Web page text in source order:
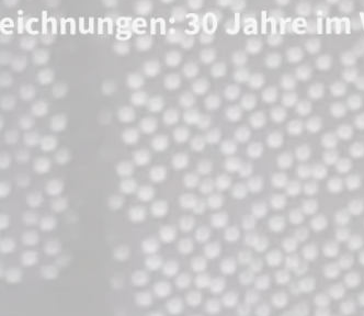
30 Jahre im